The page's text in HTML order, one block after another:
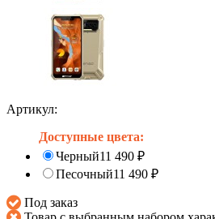
Артикул:
Доступные цвета:
Черный11 490 ₽
Песочный11 490 ₽
Под заказ